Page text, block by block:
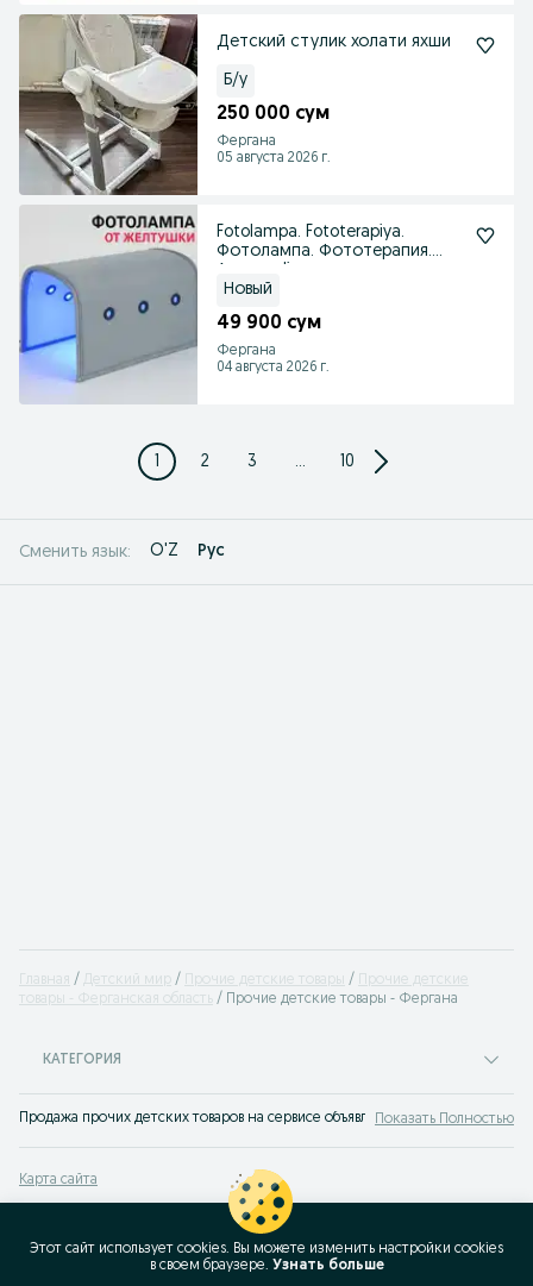
Детский стулик холати яхши
Б/у
250 000 сум
Фергана
05 августа 2026 г.
Fotolampa. Fototerapiya.
Фотолампа. Фототерапия.
Новый
49 900 сум
Фергана
04 августа 2026 г.
1 2 3 ... 10
Сменить язык: O'Z Рус
Главная Детский мир Прочие детские товары
Прочие детские
товары - Ферганская область
Прочие детские товары - Фергана
КАТЕГОРИЯ
Продажа прочих детских товаров на сервисе объявлений OLX.uz (ранее
Показать Полностью
Карта сайта
Карта бизнес-страницы
Популярные запросы
Этот сайт использует cookies. Вы можете изменить настройки cookies
в своeм браузере. Узнать больше